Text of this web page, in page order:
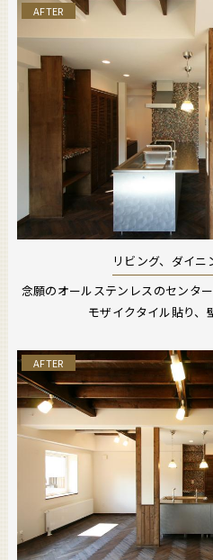
AFTER
リビング、ダイニ
念願のオールステンレスのセンタ
モザイクタイル貼り、
AFTER